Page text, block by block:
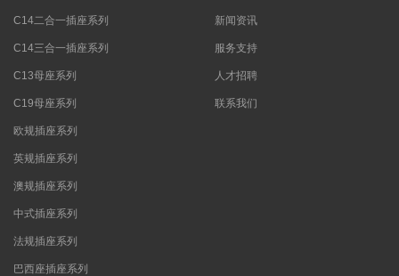
C14二合一插座系列
C14三合一插座系列
C13母座系列
C19母座系列
欧规插座系列
英规插座系列
澳规插座系列
中式插座系列
法规插座系列
巴西座插座系列
新闻资讯
服务支持
人才招聘
联系我们